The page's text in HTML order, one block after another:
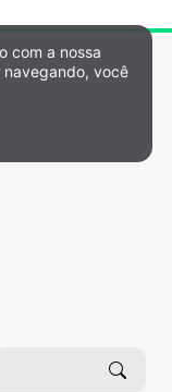
com a nossa
navegando, você